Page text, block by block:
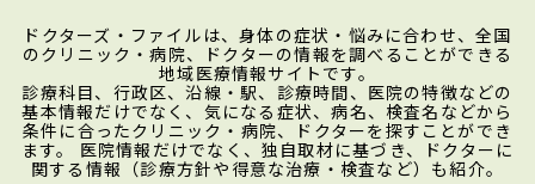
ドクターズ・ファイルは、身体の症状・悩みに合わせ、全国
のクリニック・病院、ドクターの情報を調べることができる
地域医療情報サイトです。
診療科目、行政区、沿線・駅、診療時間、医院の特徴などの
基本情報だけでなく、気になる症状、病名、検査名などから
条件に合ったクリニック・病院、ドクターを探すことができ
ます。 医院情報だけでなく、独自取材に基づき、ドクターに
関する情報（診療方針や得意な治療・検査など）も紹介。